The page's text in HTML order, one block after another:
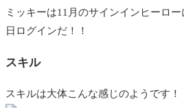
ミッキーは11月のサインインヒーロ
日ログインだ！！
スキル
スキルは大体こんな感じのようです！